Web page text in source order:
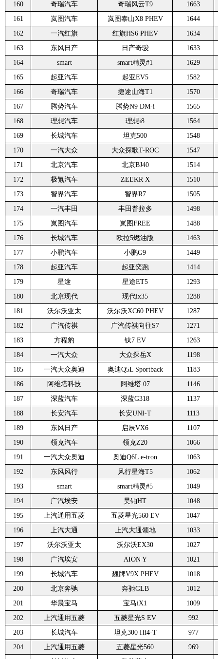
160
奇瑞汽车 奇瑞风云T9
1663
161
岚图汽车 岚图泰山X8 PHEV
1644
162
一汽红旗 红旗HS6 PHEV
1634
163
东风日产 日产奇骏
1633
164
smart smart精灵#1
1629
165
起亚汽车 起亚EV5
1582
166
奇瑞汽车 捷途山海T1
1570
167
腾势汽车 腾势N9 DM-i
1565
168
理想汽车 理想i8
1564
169
长城汽车 坦克500
1548
170
一汽大众 大众探歌T-ROC
1547
171
北京汽车 北京BJ40
1514
172
极氪汽车 ZEEKR X
1510
173
智界汽车 智界R7
1505
174
一汽丰田 丰田普拉多
1498
175
岚图汽车 岚图FREE
1488
176
长城汽车 欧拉5燃油版
1463
177
小鹏汽车 小鹏G9
1449
178
起亚汽车 起亚奕跑
1414
179
星途 星途ET5
1293
180
北京现代 现代ix35
1288
181
沃尔沃亚太 沃尔沃XC60 PHEV
1287
182
广汽传祺 广汽传祺向往S7
1271
183
方程豹 钛7 EV
1263
184
一汽大众 大众探岳X
1198
185
一汽大众奥迪 奥迪Q5L Sportback
1183
186
阿维塔科技 阿维塔 07
1146
187
深蓝汽车 深蓝G318
1137
188
长安汽车 长安UNI-T
1113
189
东风日产 启辰VX6
1107
190
领克汽车 领克Z20
1066
191
一汽大众奥迪 奥迪Q6L e-tron
1063
192
东风风行 风行星海T5
1062
193
smart smart精灵#5
1049
194
广汽埃安 昊铂HT
1048
195
上汽通用五菱 五菱星光560 EV
1047
196
上汽大通 上汽大通领地
1033
197
沃尔沃亚太 沃尔沃EX30
1027
198
广汽埃安 AION Y
1021
199
长城汽车 魏牌V9X PHEV
1018
200
北京奔驰 奔驰GLB
1012
201
华晨宝马 宝马iX1
1009
202
上汽通用五菱 五菱星光S EV
992
203
长城汽车 坦克300 Hi4-T
977
204
上汽通用五菱 五菱星光560
969